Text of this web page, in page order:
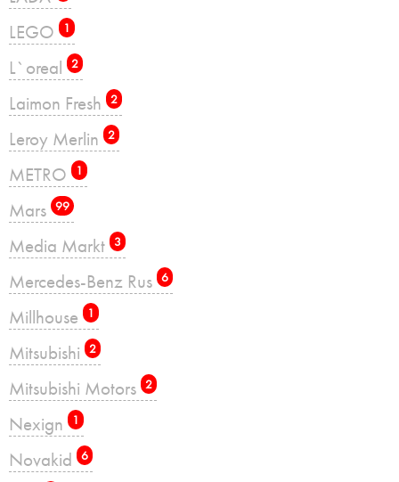
LEGO
1
L`oreal 2
Laimon Fresh 2
Leroy Merlin 2
METRO 1
Mars 99
Media Markt 3
Mercedes-Benz Rus 6
Millhouse 1
Mitsubishi 2
Mitsubishi Motors 2
Nexign 1
Novakid 6